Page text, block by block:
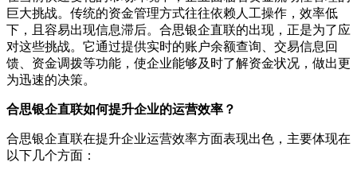
巨大挑战。传统的资金管理方式往往依赖人工操作，效率低
下，且容易出现信息滞后。合思银企直联的出现，正是为了应
对这些挑战。它通过提供实时的账户余额查询、交易信息回
馈、资金调拨等功能，使企业能够及时了解资金状况，做出更
为迅速的决策。
合思银企直联如何提升企业的运营效率？
合思银企直联在提升企业运营效率方面表现出色，主要体现在
以下几个方面：